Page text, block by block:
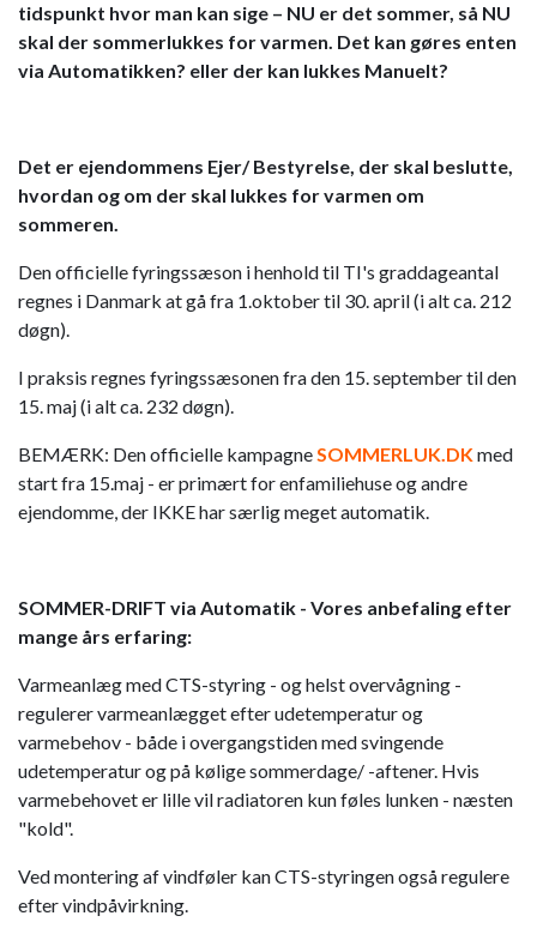
tidspunkt hvor man kan sige – NU er det sommer, så NU
skal der sommerlukkes for varmen. Det kan gøres enten
via Automatikken? eller der kan lukkes Manuelt?
Det er ejendommens Ejer/ Bestyrelse, der skal beslutte,
hvordan og om der skal lukkes for varmen om
sommeren.
Den officielle fyringssæson i henhold til TI's graddageantal
regnes i Danmark at gå fra 1.oktober til 30. april (i alt ca. 212
døgn).
I praksis regnes fyringssæsonen fra den 15. september til den
15. maj (i alt ca. 232 døgn).
BEMÆRK: Den officielle kampagneSOMMERLUK.DKmed
start fra 15.maj - er primært for enfamiliehuse og andre
ejendomme, der IKKE har særlig meget automatik.
SOMMER-DRIFT via Automatik - Vores anbefaling efter
mange års erfaring:
Varmeanlæg med CTS-styring - og helst overvågning -
regulerer varmeanlægget efter udetemperatur og
varmebehov - både i overgangstiden med svingende
udetemperatur og på kølige sommerdage/ -aftener. Hvis
varmebehovet er lille vil radiatoren kun føles lunken - næsten
"kold".
Ved montering af vindføler kan CTS-styringen også regulere
efter vindpåvirkning.